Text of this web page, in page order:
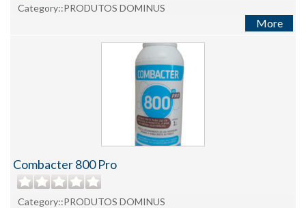
Category::PRODUTOS DOMINUS
More
Combacter 800 Pro
Category::PRODUTOS DOMINUS